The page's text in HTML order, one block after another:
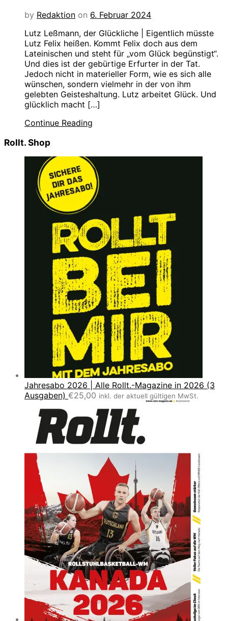
by Redaktion on 6. Februar 2024
Lutz Leßmann, der Glückliche | Eigentlich müsste
Lutz Felix heißen. Kommt Felix doch aus dem
Lateinischen und steht für „vom Glück begünstigt“.
Und dies ist der gebürtige Erfurter in der Tat.
Jedoch nicht in materieller Form, wie es sich alle
wünschen, sondern vielmehr in der von ihm
gelebten Geisteshaltung. Lutz arbeitet Glück. Und
glücklich macht […]
Continue Reading
Rollt. Shop
Jahresabo 2026 | Alle Rollt.-Magazine in 2026 (3
Ausgaben) €25,00 inkl. der aktuell gültigen MwSt.